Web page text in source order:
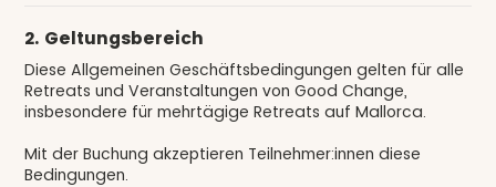
2. Geltungsbereich
Diese Allgemeinen Geschäftsbedingungen gelten für alle
Retreats und Veranstaltungen von Good Change,
insbesondere für mehrtägige Retreats auf Mallorca.
Mit der Buchung akzeptieren Teilnehmer:innen diese
Bedingungen.